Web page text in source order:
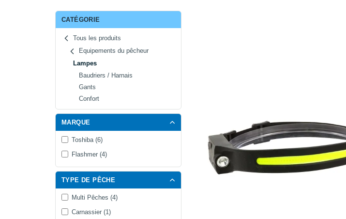
CATÉGORIE
Tous les produits
Equipements du pêcheur
Lampes
Baudriers / Harnais
Gants
Confort
MARQUE
Toshiba (6)
Flashmer (4)
TYPE DE PÊCHE
Multi Pêches (4)
Carnassier (1)